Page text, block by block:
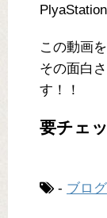
この動画
その面白
す！！
要チェ
- ブログ